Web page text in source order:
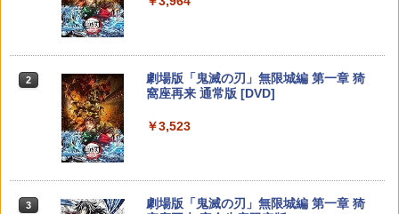
2
【特典】ファイナルファンタジー レゾナ
船＆かけだし騎士の応援パック・かけだ
し騎士のスタートダッシュパック)
￥6,910
3 ヨッシーとフカシギの図鑑
￥3,320
￥3,480
Switch2 ケース レザーケース スイッチ2
ト プレゼント 送料無料
￥1,090
レネール ]
￥1,320
2 スプラトゥーン レイダース -Switch2
3 Nintendo Switch 2(日本語・国内専用)
2
Beast of Reincarnation -PS5 【特典】
プロダクトコード 封入
￥7,286
3
【純正品】ディスクドライブ(CFI-ZDD1
ルコード 【旧 Xbox ギフトカード】 [オ
ンラインコード]
￥5,000
ラー (ロボット ホワイト)
2
劇場版「鬼滅の刃」無限城編 第一章 猗
窩座再来 通常版 [DVD]
￥3,523
3
劇場版「鬼滅の刃」無限城編 第一章 猗